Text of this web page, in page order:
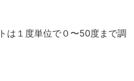
は１度単位で０〜50度まで調